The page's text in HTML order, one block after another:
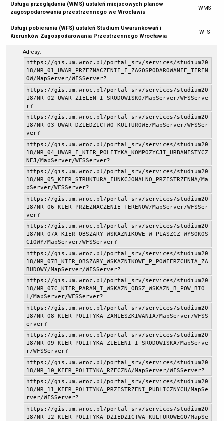
Usługa przeglądania (WMS) ustaleń miejscowych planów
zagospodarowania przestrzennego we Wrocławiu
WMS
Usługi pobierania (WFS) ustaleń Studium Uwarunkowań i
Kierunków Zagospodarowania Przestrzennego Wrocławia
WFS
Adresy:
https://gis.um.wroc.pl/portal_srv/services/studium20
18/NR_01_UWAR_PRZEZNACZENIE_I_ZAGOSPODAROWANIE_TEREN
OW/MapServer/WFSServer?
https://gis.um.wroc.pl/portal_srv/services/studium20
18/NR_02_UWAR_ZIELEN_I_SRODOWISKO/MapServer/WFSServe
r?
https://gis.um.wroc.pl/portal_srv/services/studium20
18/NR_03_UWAR_DZIEDZICTWO_KULTUROWE/MapServer/WFSSer
ver?
https://gis.um.wroc.pl/portal_srv/services/studium20
18/NR_04_UWAR_I_KIER_POLITYKA_KOMPOZYCJI_URBANISTYCZ
NEJ/MapServer/WFSServer?
https://gis.um.wroc.pl/portal_srv/services/studium20
18/NR_05_KIER_STRUKTURA_FUNKCJONALNO_PRZESTRZENNA/Ma
pServer/WFSServer?
https://gis.um.wroc.pl/portal_srv/services/studium20
18/NR_06_KIER_PRZEZNACZENIE_TERENOW/MapServer/WFSSer
ver?
https://gis.um.wroc.pl/portal_srv/services/studium20
18/NR_07A_KIER_OBSZARY_WSKAZNIKOWE_W_PLASZCZ_WYSOKOS
CIOWY/MapServer/WFSServer?
https://gis.um.wroc.pl/portal_srv/services/studium20
18/NR_07B_KIER_OBSZARY_WSKAZNIKOWE_P_POWIERZCHNIA_ZA
BUDOWY/MapServer/WFSServer?
https://gis.um.wroc.pl/portal_srv/services/studium20
18/NR_07C_KIER_PARAM_I_WSKAZN_OBSZ_WSKAZN_B_POW_BIO
L/MapServer/WFSServer?
https://gis.um.wroc.pl/portal_srv/services/studium20
18/NR_08_KIER_POLITYKA_ZAMIESZKIWANIA/MapServer/WFSS
erver?
https://gis.um.wroc.pl/portal_srv/services/studium20
18/NR_09_KIER_POLITYKA_ZIELENI_I_SRODOWISKA/MapServe
r/WFSServer?
https://gis.um.wroc.pl/portal_srv/services/studium20
18/NR_10_KIER_POLITYKA_RZECZNA/MapServer/WFSServer?
https://gis.um.wroc.pl/portal_srv/services/studium20
18/NR_11_KIER_POLITYKA_PRZESTRZENI_PUBLICZNYCH/MapSe
rver/WFSServer?
https://gis.um.wroc.pl/portal_srv/services/studium20
18/NR_12_KIER_POLITYKA_DZIEDZICTWA_KULTUROWEGO/MapSe